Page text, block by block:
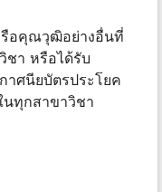
อคุณวุฒิอย่างอื่นที่
ชา หรือได้รับ
ศนียบัตรประโยค
นทุกสาขาวิชา